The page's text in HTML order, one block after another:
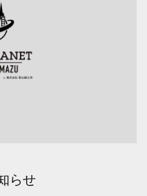
らせ